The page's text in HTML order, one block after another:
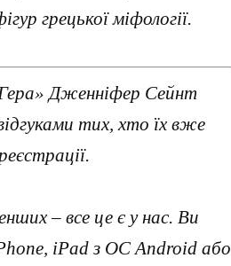
грецької міфології.
Дженніфер Сейнт
тих, хто їх вже
– все це є у нас. Ви
iPad з ОС Android або